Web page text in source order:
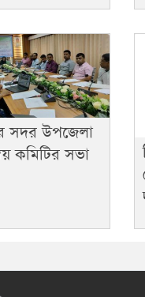
সদর উপজেলা
কমিটির সভা